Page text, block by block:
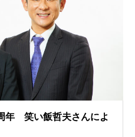
年 笑い飯哲夫さんによ